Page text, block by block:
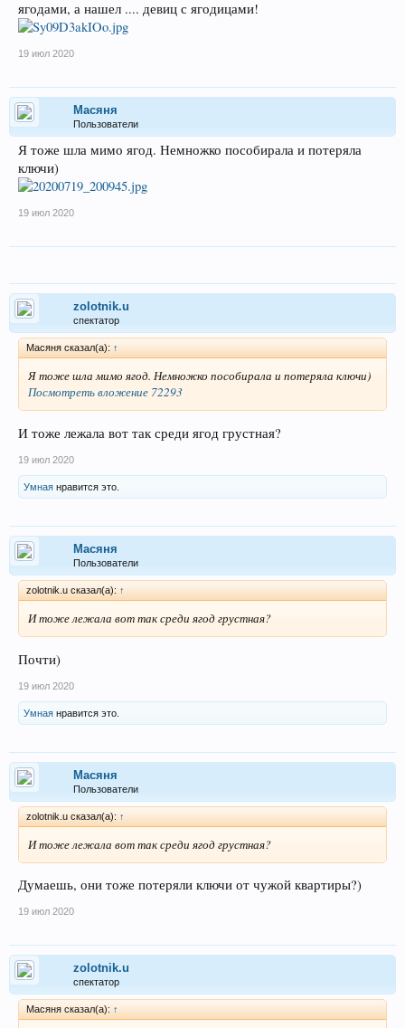
ягодами, а нашел .... девиц с ягодицами!
19 июл 2020
Масяня
Пользователи
Я тоже шла мимо ягод. Немножко пособирала и потеряла
ключи)
19 июл 2020
zolotnik.u
спектатор
Масяня сказал(а): ↑
Я тоже шла мимо ягод. Немножко пособирала и потеряла ключи)
Посмотреть вложение 72293
И тоже лежала вот так среди ягод грустная?
19 июл 2020
Умная нравится это.
Масяня
Пользователи
zolotnik.u сказал(а): ↑
И тоже лежала вот так среди ягод грустная?
Почти)
19 июл 2020
Умная нравится это.
Масяня
Пользователи
zolotnik.u сказал(а): ↑
И тоже лежала вот так среди ягод грустная?
Думаешь, они тоже потеряли ключи от чужой квартиры?)
19 июл 2020
zolotnik.u
спектатор
Масяня сказал(а): ↑